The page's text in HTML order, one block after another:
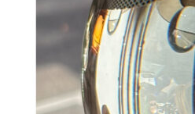
Add to Wishlist
dørmåtte lavet af kokosnød
Tilføj til kurv